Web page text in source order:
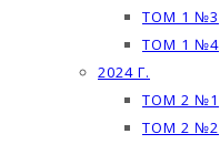
ТОМ 1 №3
ТОМ 1 №4
2024 Г.
ТОМ 2 №1
ТОМ 2 №2